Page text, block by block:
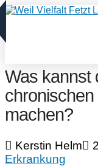
Was kannst
machen?
Kerstin Helm
Erkrankung